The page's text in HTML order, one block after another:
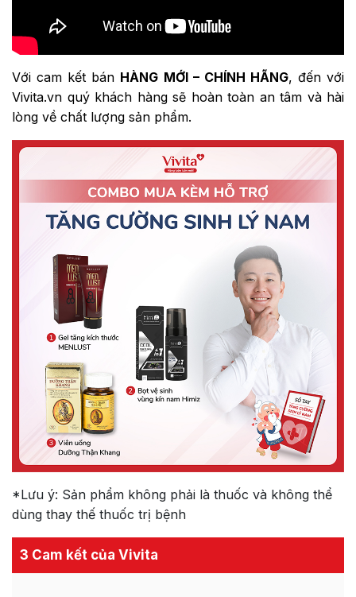
Với cam kết bán HÀNG MỚI – CHÍNH HÃNG, đến với
Vivita.vn quý khách hàng sẽ hoàn toàn an tâm và hài
lòng về chất lượng sản phẩm.
*Lưu ý: Sản phẩm không phải là thuốc và không thể
dùng thay thế thuốc trị bệnh
3 Cam kết của Vivita